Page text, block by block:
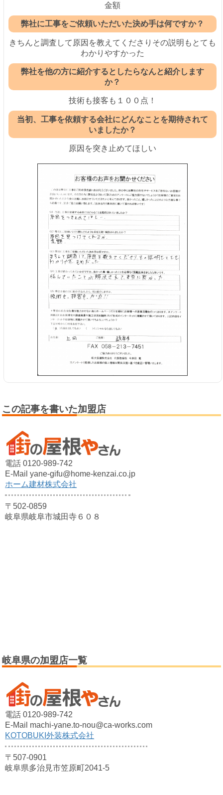
金額
弊社に工事をご依頼いただいた決め手は何ですか？
きちんと調査して原因を教えてくださりその説明もとても
わかりやすかった
弊社を他の方に紹介するとしたらなんと紹介します
か？
技術も接客も１００点！
当初、工事を依頼する会社にどんなことを期待されて
いましたか？
原因を突き止めてほしい
この記事を書いた加盟店
電話 0120-989-742
E-Mail yane-gifu@home-kenzai.co.jp
ホーム建材株式会社
〒502-0859
岐阜県岐阜市城田寺６０８
岐阜県の加盟店一覧
電話 0120-989-742
E-Mail machi-yane.to-nou@ca-works.com
KOTOBUKI外装株式会社
〒507-0901
岐阜県多治見市笠原町2041-5